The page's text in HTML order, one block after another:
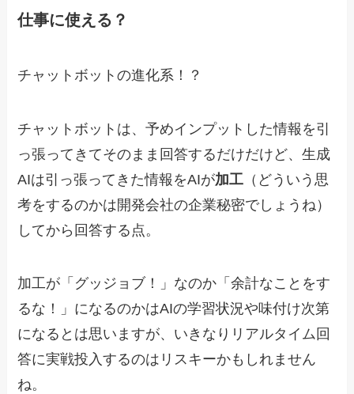
仕事に使える？
チャットボットの進化系！？
チャットボットは、予めインプットした情報を引
っ張ってきてそのまま回答するだけだけど、生成
AIは引っ張ってきた情報をAIが加工 （どういう思
考をするのかは開発会社の企業秘密でしょうね）
してから回答する点。
加工が「グッジョブ！」なのか「余計なことをす
るな！」になるのかはAIの学習状況や味付け次第
になるとは思いますが、いきなりリアルタイム回
答に実戦投入するのはリスキーかもしれません
ね。